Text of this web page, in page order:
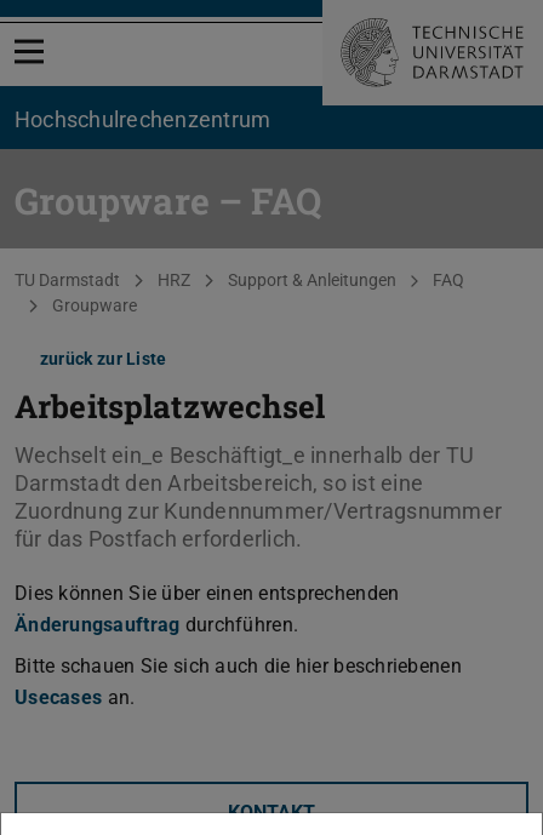
Menü öffnen
Hochschul­rechenzentrum
Groupware – FAQ
Sie befinden sich hier:
TU Darmstadt HRZ Support & Anleitungen
FAQ
Groupware
zurück zur Liste
Arbeitsplatzwechsel
Wechselt ein_e Beschäftigt_e innerhalb der TU
Darmstadt den Arbeitsbereich, so ist eine
Zuordnung zur Kundennummer/Vertragsnummer
für das Postfach erforderlich.
Dies können Sie über einen entsprechenden
Änderungsauftrag durchführen.
Bitte schauen Sie sich auch die hier beschriebenen
Usecases (PDF-Datei)
(wird in neuem Tab geöffnet)
an.
KONTAKT